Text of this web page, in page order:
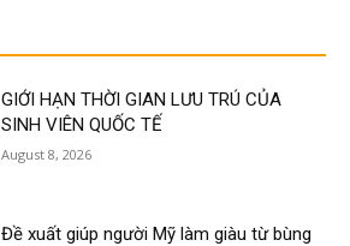
GIỚI HẠN THỜI GIAN LƯU TRÚ CỦA
SINH VIÊN QUỐC TẾ
August 8, 2026
Đề xuất giúp người Mỹ làm giàu từ bùng